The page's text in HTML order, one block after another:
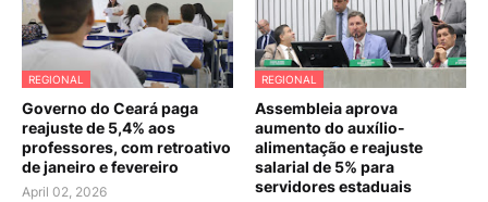
REGIONAL
Governo do Ceará paga
reajuste de 5,4% aos
professores, com retroativo
de janeiro e fevereiro
April 02, 2026
REGIONAL
Assembleia aprova
aumento do auxílio-
alimentação e reajuste
salarial de 5% para
servidores estaduais